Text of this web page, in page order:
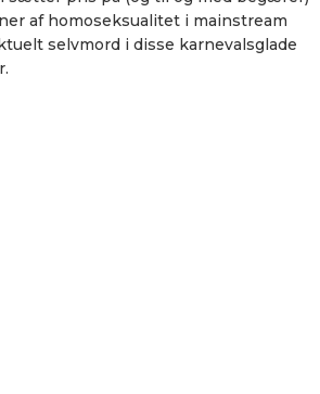
af homoseksualitet i mainstream
selvmord i disse karnevalsglade